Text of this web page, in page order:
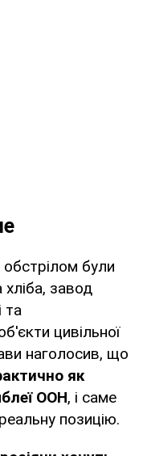
були
завод
та
цивільної
наголосив, що
як
ООН, і саме
позицію.